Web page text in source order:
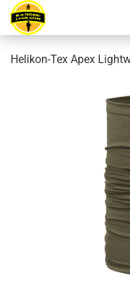
Helikon-Tex Apex